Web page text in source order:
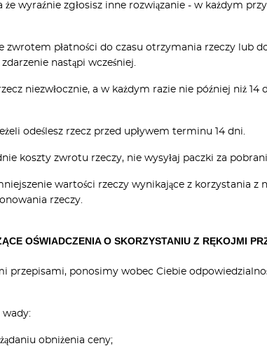
wyraźnie zgłosisz inne rozwiązanie - w każdym
zwrotem płatności do czasu otrzymania rzeczy lub
nastąpi wcześniej.
niezwłocznie, a w każdym razie nie później niż
odeślesz rzecz przed upływem terminu 14 dni.
koszty zwrotu rzeczy, nie wysyłaj paczki za
wartości rzeczy wynikające z korzystania z
rzeczy.
OŚWIADCZENIA O SKORZYSTANIU Z RĘKOJMI
przepisami, ponosimy wobec Ciebie
wady:
obniżenia ceny;